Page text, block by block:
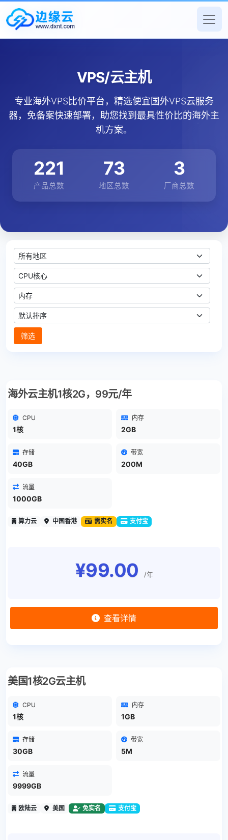
VPS/云主机
专业海外VPS比价平台，精选便宜国外VPS云服务
器，免备案快速部署，助您找到最具性价比的海外主
机方案。
221
产品总数
73
地区总数
3
厂商总数
地区
CPU核心
内存大小
排序方式
筛选
海外云主机1核2G，99元/年
CPU
1核
内存
2GB
存储
40GB
带宽
200M
流量
1000GB
算力云 中国香港 需实名 支付宝
¥99.00 /年
查看详情
美国1核2G云主机
CPU
1核
内存
1GB
存储
30GB
带宽
5M
流量
9999GB
欧陆云 美国 免实名 支付宝